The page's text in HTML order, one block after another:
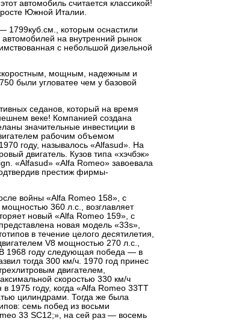
автомобиль считается классикой!
Южной Италии.
1799куб.см., которым оснастили
на внутренний рынок
с небольшой дизельной
мощным, надежным и
были угловатее чем у базовой
седанов, который на время
веке! Компанией создана
значительные инвестиции в
рабочим объемом
году, называлось «Alfasud». На
двигатель. Кузов типа «хэчбэк»
«Alfasud» «Alfa Romeo» завоевала
престиж фирмы-
войны «Alfa Romeo 158», с
360 л.с., возглавляет
новый «Alfa Romeo 159», с
новая модель «33s»,
в течение целого десятилетия,
V8 мощностью 270 л.с.,
1968 году следующая победа — в
тогда 300 км/ч. 1970 год принес
двигателем,
скоростью 330 км/ч
1975 году, когда «Alfa Romeo 33TT
цилиндрами. Тогда же была
семь побед из восьми
33 SC12;», на сей раз — восемь